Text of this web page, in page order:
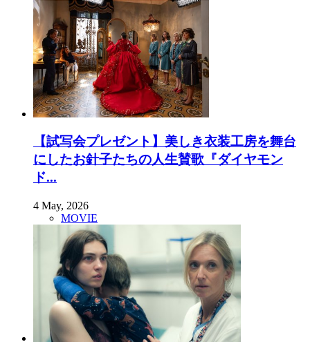
【試写会プレゼント】美しき衣装工房を舞台
にしたお針子たちの人生賛歌『ダイヤモン
ド...
4 May, 2026
MOVIE